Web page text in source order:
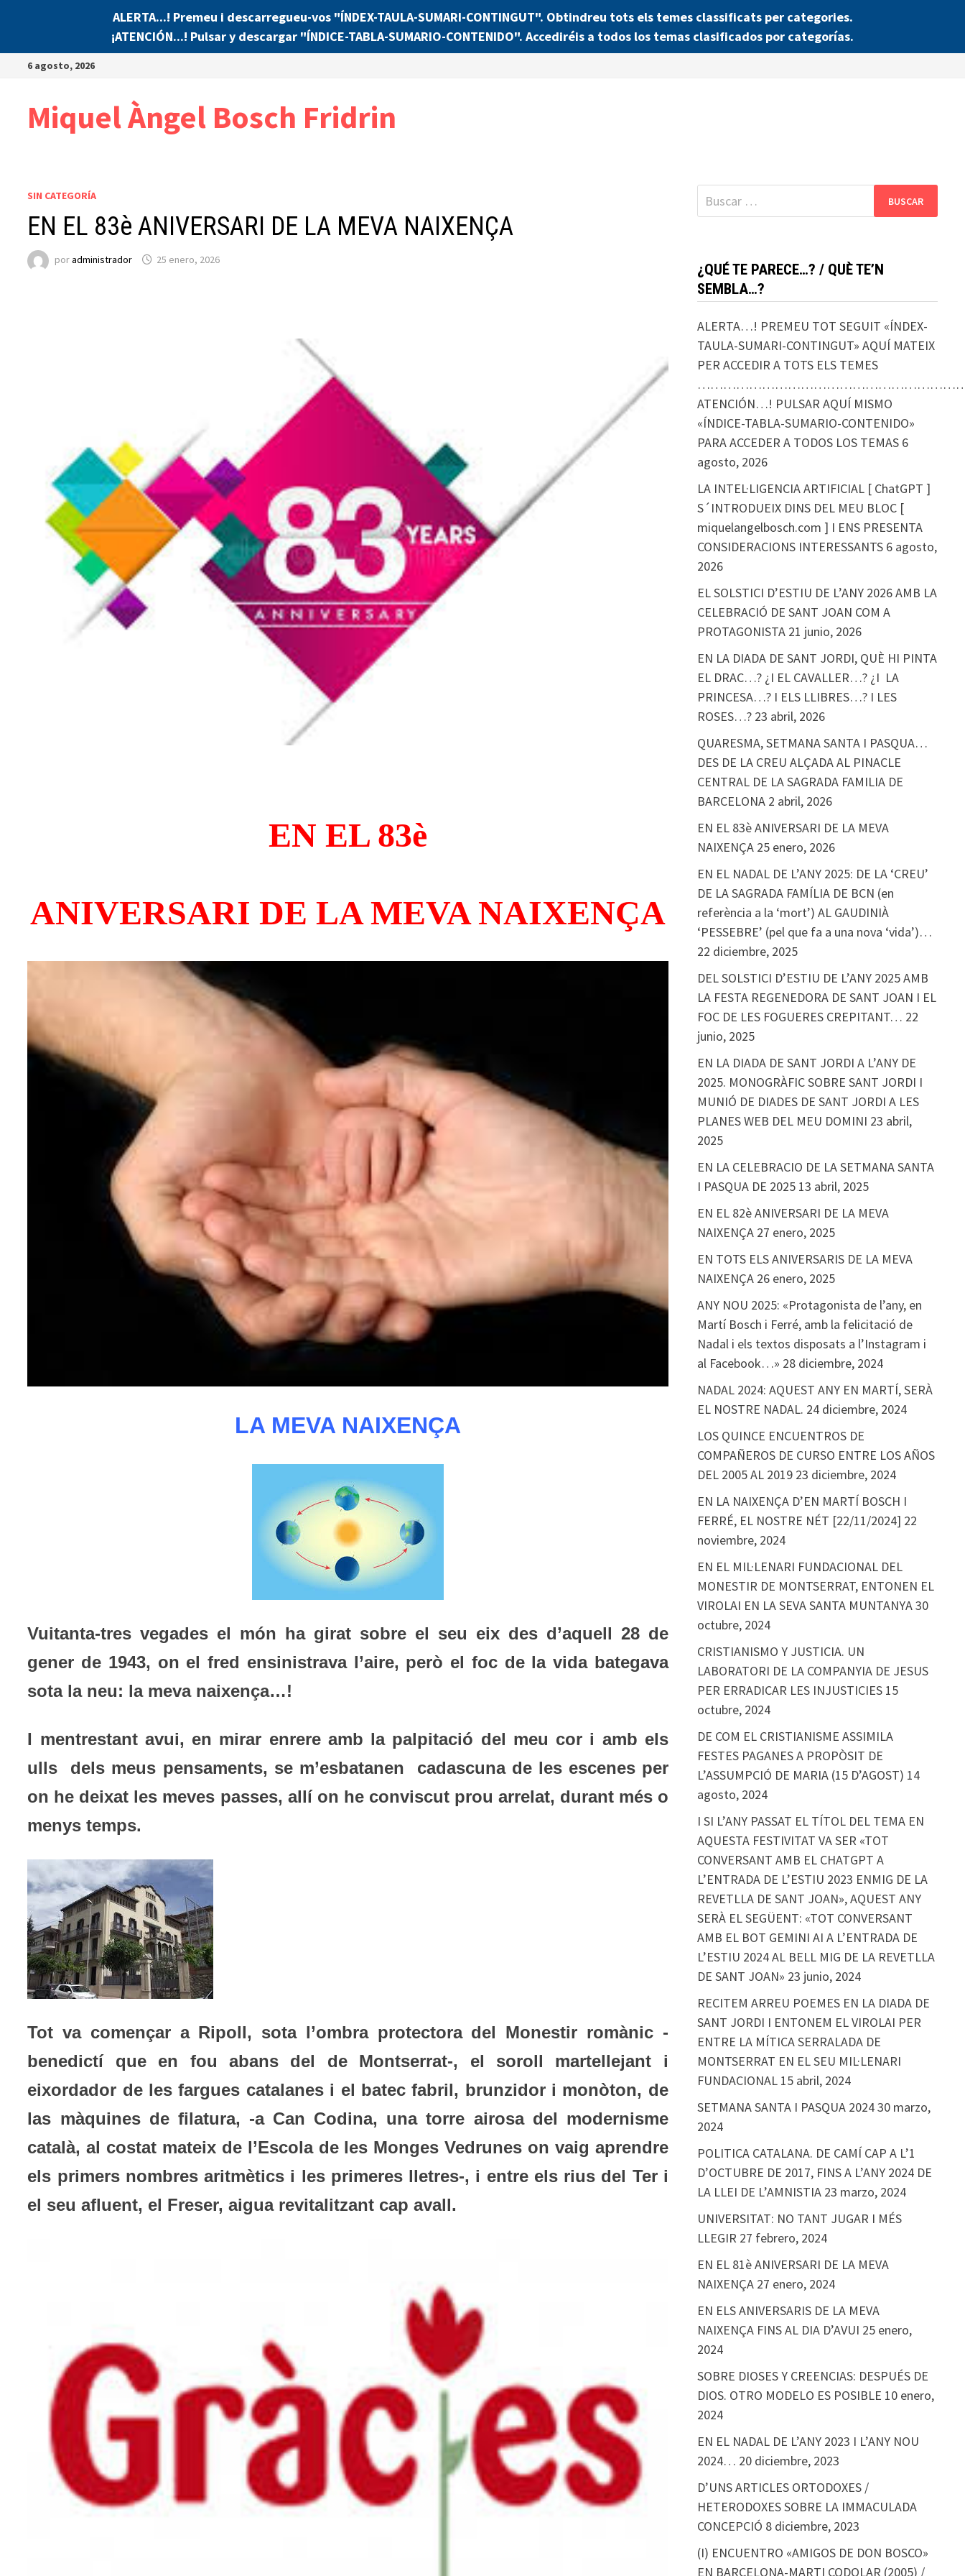
ALERTA...! Premeu i descarregueu-vos "ÍNDEX-TAULA-SUMARI-CONTINGUT". Obtindreu tots els temes classificats per categories.
¡ATENCIÓN...! Pulsar y descargar "ÍNDICE-TABLA-SUMARIO-CONTENIDO". Accediréis a todos los temas clasificados por categorías.
Saltar6 agosto, 2026
Miquel Àngel Bosch Fridrin
SIN CATEGORÍA
EN EL 83è ANIVERSARI DE LA MEVA NAIXENÇA
poradministrador 25 enero, 2026
EN EL 83è
ANIVERSARIDE LA MEVA NAIXENÇA
LA MEVA NAIXENÇA
Vuitanta-tres vegades el món ha girat sobre el seu eix des d’aquell 28 de
gener de 1943, on el fred ensinistrava l’aire, però el foc de la vida bategava
sota la neu: la meva naixença…!
I mentrestant avui, en mirar enrere amb la palpitació del meu cor i amb els
ulls dels meus pensaments, se m’esbatanen cadascuna de les escenes per
on he deixat les meves passes, allí on he conviscut prou arrelat, durant més o
menys temps.
Tot va començar a Ripoll, sota l’ombra protectora del Monestir romànic -
benedictí que en fou abans del de Montserrat-, el soroll martellejant i
eixordador de les fargues catalanes i el batec fabril, brunzidor i monòton, de
las màquines de filatura, -a Can Codina, una torre airosa del modernisme
català, al costat mateix de l’Escola de les Monges Vedrunes on vaig aprendre
els primers nombres aritmètics i les primeres lletres-, i entre els rius del Ter i
el seu afluent, el Freser, aigua revitalitzant cap avall.
Buscar:
¿QUÉ TE PARECE…? / QUÈ TE’N
SEMBLA…?
ALERTA…! PREMEU TOT SEGUIT «ÍNDEX-
TAULA-SUMARI-CONTINGUT» AQUÍ MATEIX
PER ACCEDIR A TOTS ELS TEMES
ATENCIÓN…! PULSAR AQUÍ MISMO
«ÍNDICE-TABLA-SUMARIO-CONTENIDO»
PARA ACCEDER A TODOS LOS TEMAS 6
agosto, 2026
LA INTEL·LIGENCIA ARTIFICIAL [ ChatGPT ]
S´INTRODUEIX DINS DEL MEU BLOC [
miquelangelbosch.com ] I ENS PRESENTA
CONSIDERACIONS INTERESSANTS 6 agosto,
2026
EL SOLSTICI D’ESTIU DE L’ANY 2026 AMB LA
CELEBRACIÓ DE SANT JOAN COM A
PROTAGONISTA 21 junio, 2026
EN LA DIADA DE SANT JORDI, QUÈ HI PINTA
EL DRAC…? ¿I EL CAVALLER…? ¿I LA
PRINCESA…? I ELS LLIBRES…? I LES
ROSES…? 23 abril, 2026
QUARESMA, SETMANA SANTA I PASQUA…
DES DE LA CREU ALÇADA AL PINACLE
CENTRAL DE LA SAGRADA FAMILIA DE
BARCELONA 2 abril, 2026
EN EL 83è ANIVERSARI DE LA MEVA
NAIXENÇA 25 enero, 2026
EN EL NADAL DE L’ANY 2025: DE LA ‘CREU’
DE LA SAGRADA FAMÍLIA DE BCN (en
referència a la ‘mort’) AL GAUDINIÀ
‘PESSEBRE’ (pel que fa a una nova ‘vida’)…
22 diciembre, 2025
DEL SOLSTICI D’ESTIU DE L’ANY 2025 AMB
LA FESTA REGENEDORA DE SANT JOAN I EL
FOC DE LES FOGUERES CREPITANT… 22
junio, 2025
EN LA DIADA DE SANT JORDI A L’ANY DE
2025. MONOGRÀFIC SOBRE SANT JORDI I
MUNIÓ DE DIADES DE SANT JORDI A LES
PLANES WEB DEL MEU DOMINI 23 abril,
2025
EN LA CELEBRACIO DE LA SETMANA SANTA
I PASQUA DE 2025 13 abril, 2025
EN EL 82è ANIVERSARI DE LA MEVA
NAIXENÇA 27 enero, 2025
EN TOTS ELS ANIVERSARIS DE LA MEVA
NAIXENÇA 26 enero, 2025
ANY NOU 2025: «Protagonista de l’any, en
Martí Bosch i Ferré, amb la felicitació de
Nadal i els textos disposats a l’Instagram i
al Facebook…» 28 diciembre, 2024
NADAL 2024: AQUEST ANY EN MARTÍ, SERÀ
EL NOSTRE NADAL. 24 diciembre, 2024
LOS QUINCE ENCUENTROS DE
COMPAÑEROS DE CURSO ENTRE LOS AÑOS
DEL 2005 AL 2019 23 diciembre, 2024
EN LA NAIXENÇA D’EN MARTÍ BOSCH I
FERRÉ, EL NOSTRE NÉT [22/11/2024] 22
noviembre, 2024
EN EL MIL·LENARI FUNDACIONAL DEL
MONESTIR DE MONTSERRAT, ENTONEN EL
VIROLAI EN LA SEVA SANTA MUNTANYA30
octubre, 2024
CRISTIANISMO Y JUSTICIA. UN
LABORATORI DE LA COMPANYIA DE JESUS
PER ERRADICAR LES INJUSTICIES 15
octubre, 2024
DE COM EL CRISTIANISME ASSIMILA
FESTES PAGANES A PROPÒSIT DE
L’ASSUMPCIÓ DE MARIA (15 D’AGOST) 14
agosto, 2024
I SI L’ANY PASSAT EL TÍTOL DEL TEMA EN
AQUESTA FESTIVITAT VA SER «TOT
CONVERSANT AMB EL CHATGPT A
L’ENTRADA DE L’ESTIU 2023 ENMIG DE LA
REVETLLA DE SANT JOAN», AQUEST ANY
SERÀ EL SEGÜENT: «TOT CONVERSANT
AMB EL BOT GEMINI AI A L’ENTRADA DE
L’ESTIU 2024 AL BELL MIG DE LA REVETLLA
DE SANT JOAN» 23 junio, 2024
RECITEM ARREU POEMES EN LA DIADA DE
SANT JORDI I ENTONEM EL VIROLAI PER
ENTRE LA MÍTICA SERRALADA DE
MONTSERRAT EN EL SEU MIL·LENARI
FUNDACIONAL 15 abril, 2024
SETMANA SANTA I PASQUA 202430 marzo,
2024
POLITICA CATALANA. DE CAMÍ CAP A L’1
D’OCTUBRE DE 2017, FINS A L’ANY 2024 DE
LA LLEI DE L’AMNISTIA 23 marzo, 2024
UNIVERSITAT: NO TANT JUGAR I MÉS
LLEGIR 27 febrero, 2024
EN EL 81è ANIVERSARI DE LA MEVA
NAIXENÇA 27 enero, 2024
EN ELS ANIVERSARIS DE LA MEVA
NAIXENÇA FINS AL DIA D’AVUI 25 enero,
2024
SOBRE DIOSES Y CREENCIAS: DESPUÉS DE
DIOS. OTRO MODELO ES POSIBLE 10 enero,
2024
EN EL NADAL DE L’ANY 2023 I L’ANY NOU
2024… 20 diciembre, 2023
D’UNS ARTICLES ORTODOXES /
HETERODOXES SOBRE LA IMMACULADA
CONCEPCIÓ 8 diciembre, 2023
(I) ENCUENTRO «AMIGOS DE DON BOSCO»
EN BARCELONA-MARTI CODOLAR (2005) /